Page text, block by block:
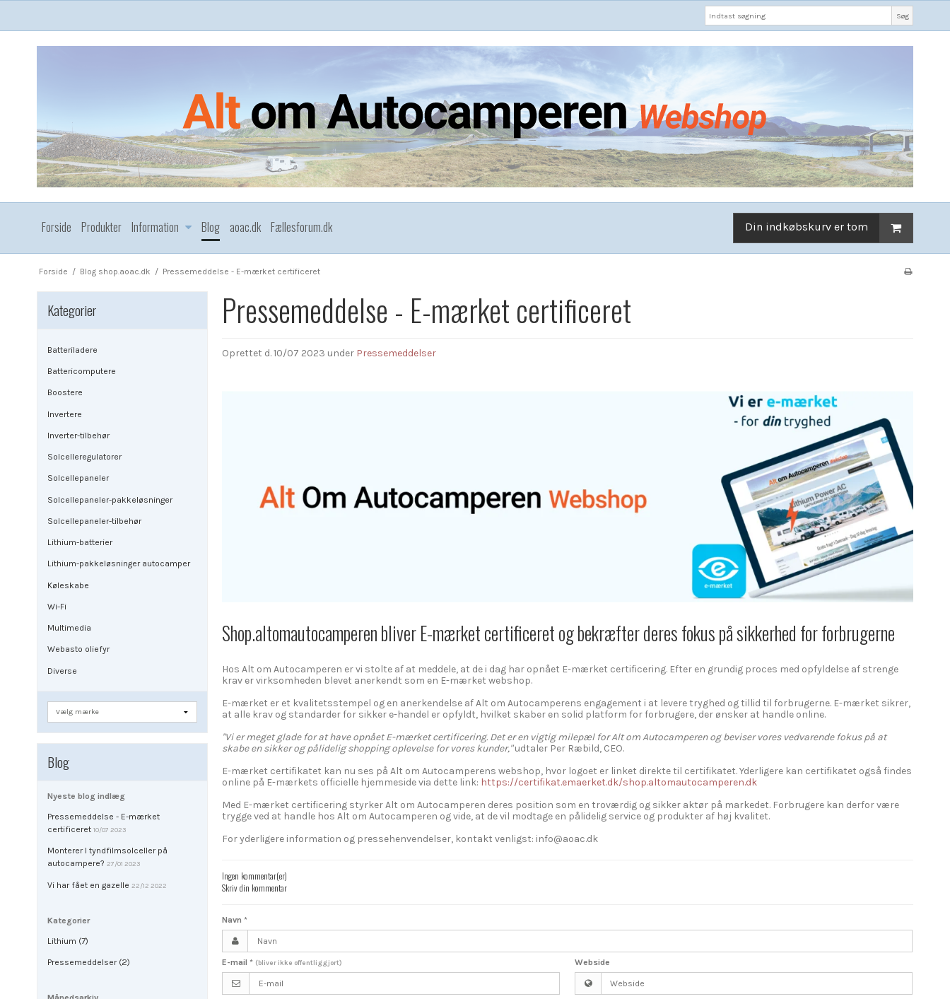
Søg
Forside Produkter Information Blog aoac.dk Fællesforum.dk Din indkøbskurv er tom
Forside / Blog shop.aoac.dk / Pressemeddelse - E-mærket certificeret
Kategorier
Batteriladere
Battericomputere
Boostere
Invertere
Inverter-tilbehør
Solcelleregulatorer
Solcellepaneler
Solcellepaneler-pakkeløsninger
Solcellepaneler-tilbehør
Lithium-batterier
Lithium-pakkeløsninger autocamper
Køleskabe
Wi-Fi
Multimedia
Webasto oliefyr
Diverse
Blog
Nyeste blog indlæg
Pressemeddelse - E-mærket
certificeret 10/07 2023
Monterer I tyndfilmsolceller på
autocampere? 27/01 2023
Vi har fået en gazelle 22/12 2022
Kategorier
Lithium (7)
Pressemeddelser (2)
Pressemeddelse - E-mærket certificeret
Oprettet d.10/07 2023 under Pressemeddelser
Shop.altomautocamperen bliver E-mærket certificeret og bekræfter deres fokus på sikkerhed for forbrugerne
Hos Alt om Autocamperen er vi stolte af at meddele, at de i dag har opnået E-mærket certificering. Efter en grundig proces med opfyldelse af strenge
krav er virksomheden blevet anerkendt som en E-mærket webshop.
E-mærket er et kvalitetsstempel og en anerkendelse af Alt om Autocamperens engagement i at levere tryghed og tillid til forbrugerne. E-mærket sikrer,
at alle krav og standarder for sikker e-handel er opfyldt, hvilket skaber en solid platform for forbrugere, der ønsker at handle online.
"Vi er meget glade for at have opnået E-mærket certificering. Det er en vigtig milepæl for Alt om Autocamperen og beviser vores vedvarende fokus på at
skabe en sikker og pålidelig shopping oplevelse for vores kunder,"udtaler Per Ræbild, CEO.
E-mærket certifikatet kan nu ses på Alt om Autocamperens webshop, hvor logoet er linket direkte til certifikatet. Yderligere kan certifikatet også findes
online på E-mærkets officielle hjemmeside via dette link: https://certifikat.emaerket.dk/shop.altomautocamperen.dk
Med E-mærket certificering styrker Alt om Autocamperen deres position som en troværdig og sikker aktør på markedet. Forbrugere kan derfor være
trygge ved at handle hos Alt om Autocamperen og vide, at de vil modtage en pålidelig service og produkter af høj kvalitet.
For yderligere information og pressehenvendelser, kontakt venligst: info@aoac.dk
Ingen kommentar(er)
Skriv din kommentar
Navn*
E-mail* (bliver ikke offentliggjort) Webside